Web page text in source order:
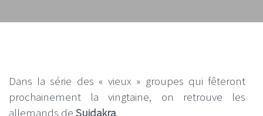
Dans la série des « vieux » groupes qui fêteront
prochainement la vingtaine, on retrouve les
allemands de Suidakra.